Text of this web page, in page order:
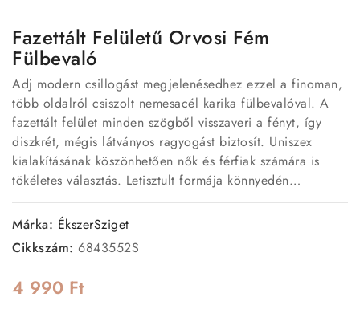
Fazettált Felületű Orvosi Fém
Fülbevaló
Adj modern csillogást megjelenésedhez ezzel a finoman,
több oldalról csiszolt nemesacél karika fülbevalóval. A
fazettált felület minden szögből visszaveri a fényt, így
diszkrét, mégis látványos ragyogást biztosít. Uniszex
kialakításának köszönhetően nők és férfiak számára is
tökéletes választás. Letisztult formája könnyedén
illeszkedik hétköznapi és elegáns öltözékhez egyaránt.
Időtálló, strapabíró darab, amely stílusos kiegészítője
lehet a mindennapoknak.
Márka: ÉkszerSziget
Cikkszám: 6843552S
4 990 Ft